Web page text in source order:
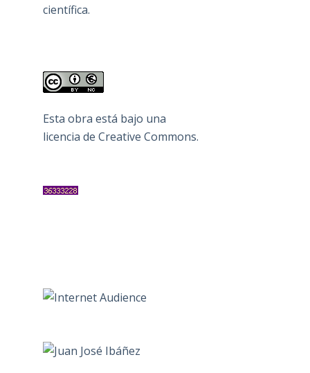
científica.
Esta obra está bajo una
licencia de Creative Commons.